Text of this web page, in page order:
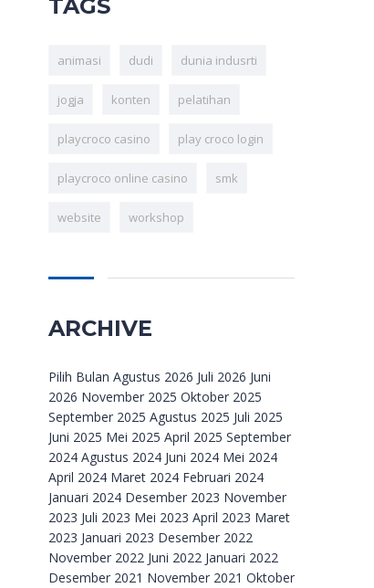
TAGS
animasi dudi dunia indusrti
jogja konten pelatihan
playcroco casino play croco login
playcroco online casino smk
website workshop
ARCHIVE
Archive
Pilih Bulan Agustus 2026 Juli 2026 Juni
2026 November 2025 Oktober 2025
September 2025 Agustus 2025 Juli 2025
Juni 2025 Mei 2025 April 2025 September
2024 Agustus 2024 Juni 2024 Mei 2024
April 2024 Maret 2024 Februari 2024
Januari 2024 Desember 2023 November
2023 Juli 2023 Mei 2023 April 2023 Maret
2023 Januari 2023 Desember 2022
November 2022 Juni 2022 Januari 2022
Desember 2021 November 2021 Oktober